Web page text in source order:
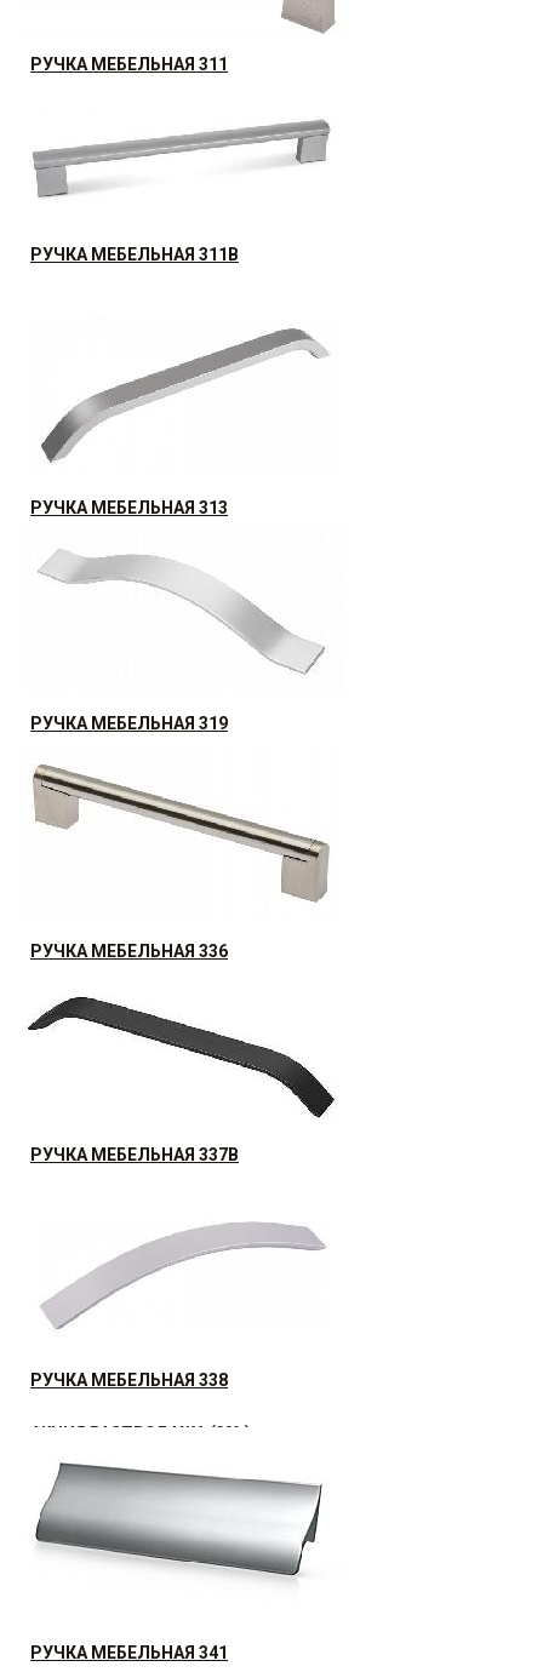
РУЧКА МЕБЕЛЬНАЯ 311
от 19.99р.
РУЧКА МЕБЕЛЬНАЯ 311B
РУЧКА МЕБЕЛЬНАЯ 313
от 39.98 р.
РУЧКА МЕБЕЛЬНАЯ 319
от 19.99р.
РУЧКА МЕБЕЛЬНАЯ 336
АКЦИЯ РАСПРОДАЖА (30%)
58.8р.
РУЧКА МЕБЕЛЬНАЯ 337B
РУЧКА МЕБЕЛЬНАЯ 338
АКЦИЯ РАСПРОДАЖА (30%)
25.03р.
РУЧКА МЕБЕЛЬНАЯ 341